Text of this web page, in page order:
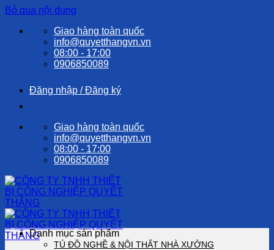
Bỏ qua nội dung
Giao hàng toàn quốc
info@quyetthangvn.vn
08:00 - 17:00
0906850089
Đăng nhập / Đăng ký
Giao hàng toàn quốc
info@quyetthangvn.vn
08:00 - 17:00
0906850089
Danh mục sản phẩm
TỦ ĐỒ NGHỀ & NỘI THẤT NHÀ XƯỞNG